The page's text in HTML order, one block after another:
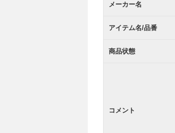
メーカー名
アイテム名/品番
商品状態
コメント